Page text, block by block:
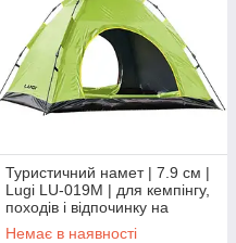
Туристичний намет | 7.9 см |
Lugi LU-019M | для кемпінгу,
походів і відпочинку на
природі
Немає в наявності